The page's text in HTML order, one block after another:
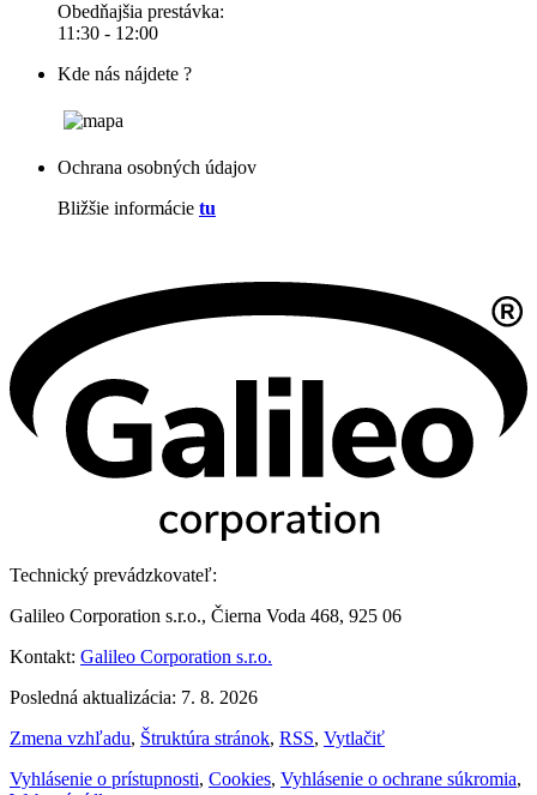
Obedňajšia prestávka:
11:30 - 12:00
Kde nás nájdete ?
Ochrana osobných údajov
Bližšie informácie tu
Technický prevádzkovateľ:
Galileo Corporation s.r.o., Čierna Voda 468, 925 06
Kontakt: Galileo Corporation s.r.o.
Posledná aktualizácia: 7. 8. 2026
Zmena vzhľadu, Štruktúra stránok, RSS, Vytlačiť
Vyhlásenie o prístupnosti, Cookies, Vyhlásenie o ochrane súkromia,